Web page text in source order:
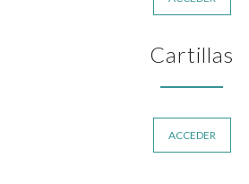
Cartillas
ACCEDER